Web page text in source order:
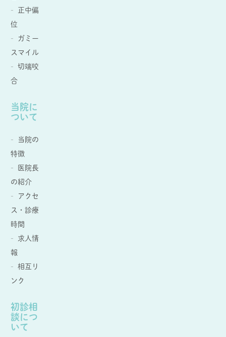
正中偏
位
ガミー
スマイル
切端咬
合
当院に
ついて
当院の
特徴
医院長
の紹介
アクセ
ス・診療
時間
求人情
報
相互リ
ンク
初診相
談につ
いて